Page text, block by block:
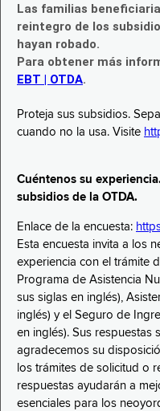
Las familias
reintegro de los
hayan robado.
Para obtener más
EBT | OTDA.
Proteja sus subsidios.
cuando no la usa. Visite
Cuéntenos su
subsidios de la OTDA.
Enlace de la encuesta:
Esta encuesta invita a los
experiencia con el trámite
Programa de Asistencia
sus siglas en inglés),
inglés) y el Seguro de
en inglés). Sus respuestas
agradecemos su
los trámites de solicitud o
respuestas ayudarán a
esenciales para los